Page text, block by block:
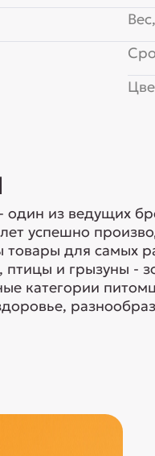
один из ведущих
успешно
товары для самых
птицы и грызуны -
категории